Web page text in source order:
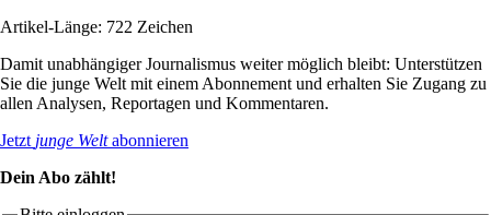
Artikel-Länge: 722 Zeichen
Damit unabhängiger Journalismus weiter möglich bleibt: Unterstützen
Sie die junge Welt mit einem Abonnement und erhalten Sie Zugang zu
allen Analysen, Reportagen und Kommentaren.
Jetzt junge Weltabonnieren
Dein Abo zählt!